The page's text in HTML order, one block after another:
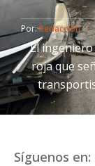
Por: Redacción
El
roja que
Síguenos en: